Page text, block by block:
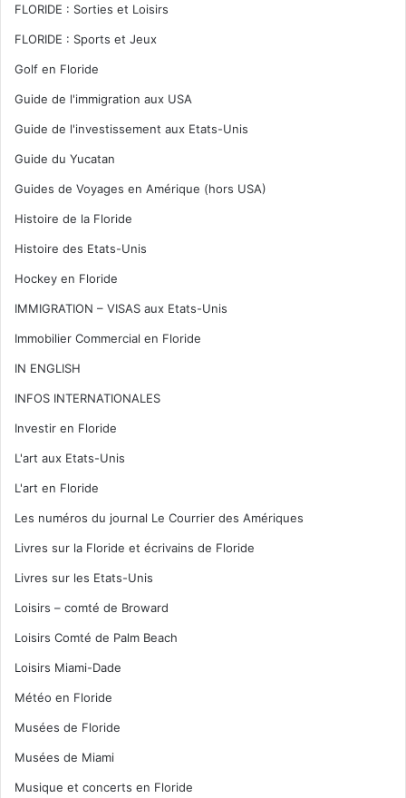
FLORIDE : Sorties et Loisirs
FLORIDE : Sports et Jeux
Golf en Floride
Guide de l'immigration aux USA
Guide de l'investissement aux Etats-Unis
Guide du Yucatan
Guides de Voyages en Amérique (hors USA)
Histoire de la Floride
Histoire des Etats-Unis
Hockey en Floride
IMMIGRATION – VISAS aux Etats-Unis
Immobilier Commercial en Floride
IN ENGLISH
INFOS INTERNATIONALES
Investir en Floride
L'art aux Etats-Unis
L'art en Floride
Les numéros du journal Le Courrier des Amériques
Livres sur la Floride et écrivains de Floride
Livres sur les Etats-Unis
Loisirs – comté de Broward
Loisirs Comté de Palm Beach
Loisirs Miami-Dade
Météo en Floride
Musées de Floride
Musées de Miami
Musique et concerts en Floride